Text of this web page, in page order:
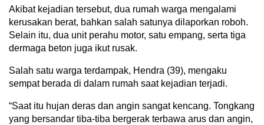
Akibat kejadian tersebut, dua rumah warga mengalami
kerusakan berat, bahkan salah satunya dilaporkan roboh.
Selain itu, dua unit perahu motor, satu empang, serta tiga
dermaga beton juga ikut rusak.
Salah satu warga terdampak, Hendra (39), mengaku
sempat berada di dalam rumah saat kejadian terjadi.
“Saat itu hujan deras dan angin sangat kencang. Tongkang
yang bersandar tiba-tiba bergerak terbawa arus dan angin,